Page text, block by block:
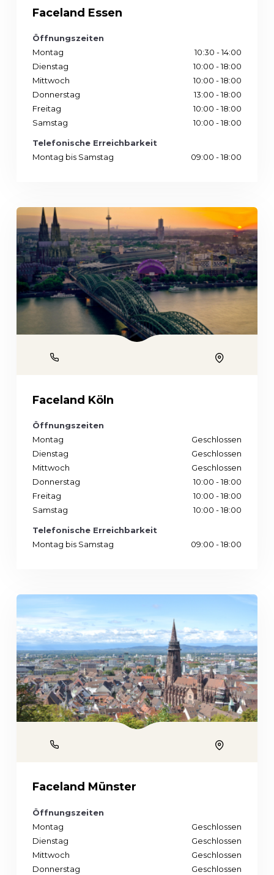
Faceland Essen
Öffnungszeiten
Montag
10:30 - 14:00
Dienstag
10:00 - 18:00
Mittwoch
10:00 - 18:00
Donnerstag
13:00 - 18:00
Freitag
10:00 - 18:00
Samstag
10:00 - 18:00
Telefonische Erreichbarkeit
Montag bis Samstag
09:00 - 18:00
Faceland Köln
Öffnungszeiten
Montag
Geschlossen
Dienstag
Geschlossen
Mittwoch
Geschlossen
Donnerstag
10:00 - 18:00
Freitag
10:00 - 18:00
Samstag
10:00 - 18:00
Telefonische Erreichbarkeit
Montag bis Samstag
09:00 - 18:00
Faceland Münster
Öffnungszeiten
Montag
Geschlossen
Dienstag
Geschlossen
Mittwoch
Geschlossen
Donnerstag
Geschlossen